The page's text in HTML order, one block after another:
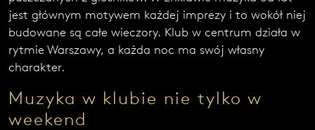
jest głównym motywem każdej imprezy i to wokół niej
budowane są całe wieczory. Klub w centrum działa w
rytmie Warszawy, a każda noc ma swój własny
charakter.
Muzyka w klubie nie tylko w
weekend
w
ć
u
n
w
ż